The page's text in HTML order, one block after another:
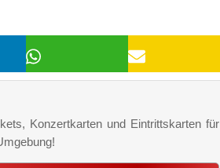
Konzertkarten und Eintrittskarten für